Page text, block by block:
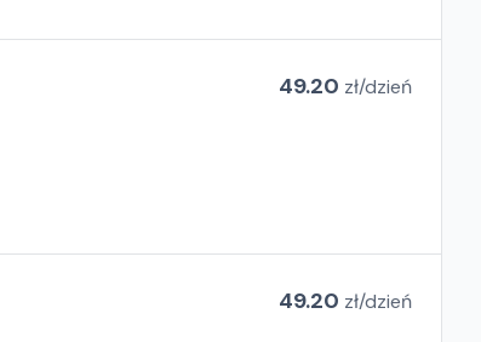
49.20 zł/dzień
49.20 zł/dzień